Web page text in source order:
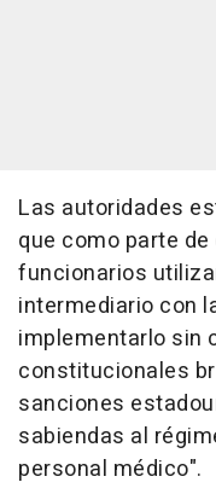
Las autoridades
que como parte
funcionarios
intermediario con
implementarlo sin
constitucionales
sanciones
sabiendas al
personal médico".